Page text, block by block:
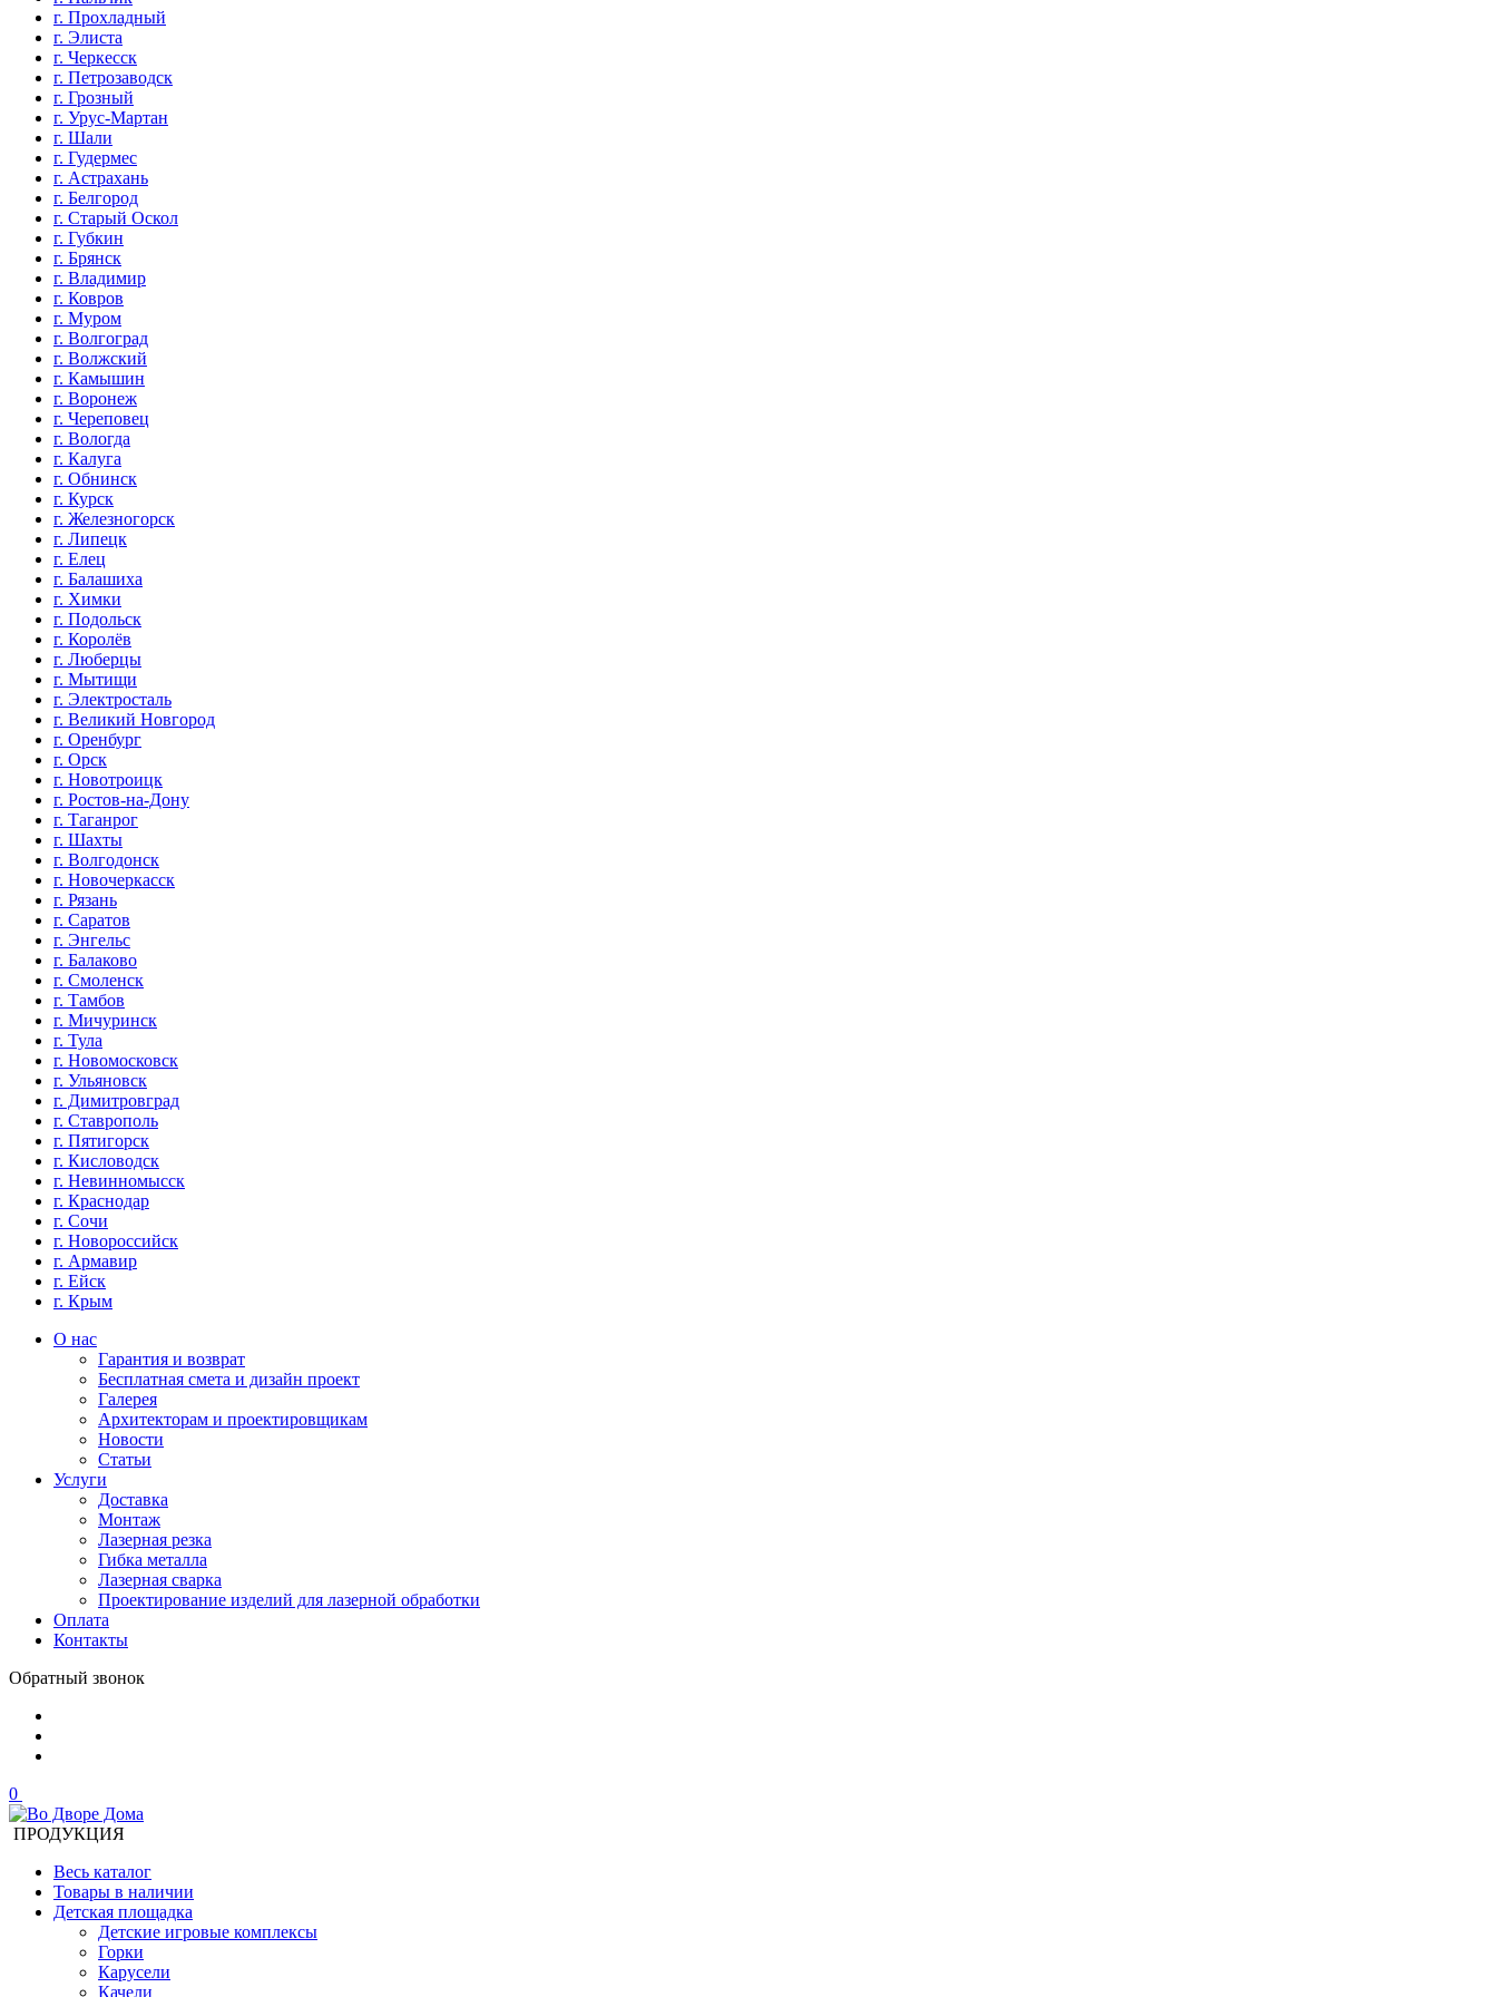
г. Прохладный
г. Элиста
г. Черкесск
г. Петрозаводск
г. Грозный
г. Урус-Мартан
г. Шали
г. Гудермес
г. Астрахань
г. Белгород
г. Старый Оскол
г. Губкин
г. Брянск
г. Владимир
г. Ковров
г. Муром
г. Волгоград
г. Волжский
г. Камышин
г. Воронеж
г. Череповец
г. Вологда
г. Калуга
г. Обнинск
г. Курск
г. Железногорск
г. Липецк
г. Елец
г. Балашиха
г. Химки
г. Подольск
г. Королёв
г. Люберцы
г. Мытищи
г. Электросталь
г. Великий Новгород
г. Оренбург
г. Орск
г. Новотроицк
г. Ростов-на-Дону
г. Таганрог
г. Шахты
г. Волгодонск
г. Новочеркасск
г. Рязань
г. Саратов
г. Энгельс
г. Балаково
г. Смоленск
г. Тамбов
г. Мичуринск
г. Тула
г. Новомосковск
г. Ульяновск
г. Димитровград
г. Ставрополь
г. Пятигорск
г. Кисловодск
г. Невинномысск
г. Краснодар
г. Сочи
г. Новороссийск
г. Армавир
г. Ейск
г. Крым
О нас
Гарантия и возврат
Бесплатная смета и дизайн проект
Галерея
Архитекторам и проектировщикам
Новости
Статьи
Услуги
Доставка
Монтаж
Лазерная резка
Гибка металла
Лазерная сварка
Проектирование изделий для лазерной обработки
Оплата
Контакты
Обратный звонок
0
ПРОДУКЦИЯ
Весь каталог
Товары в наличии
Детская площадка
Детские игровые комплексы
Горки
Карусели
Качели